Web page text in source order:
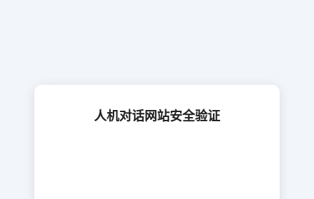
人机对话网站安全验证